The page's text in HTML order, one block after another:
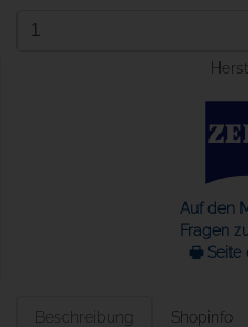
Auf den
Fragen
🖶 Seite
Beschreibung Shopinfo